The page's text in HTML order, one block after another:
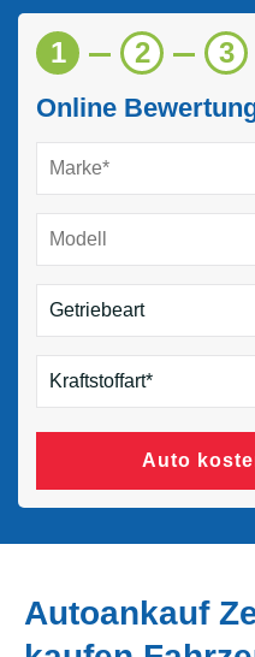
1 2 3
Online
Auto
Autoankauf